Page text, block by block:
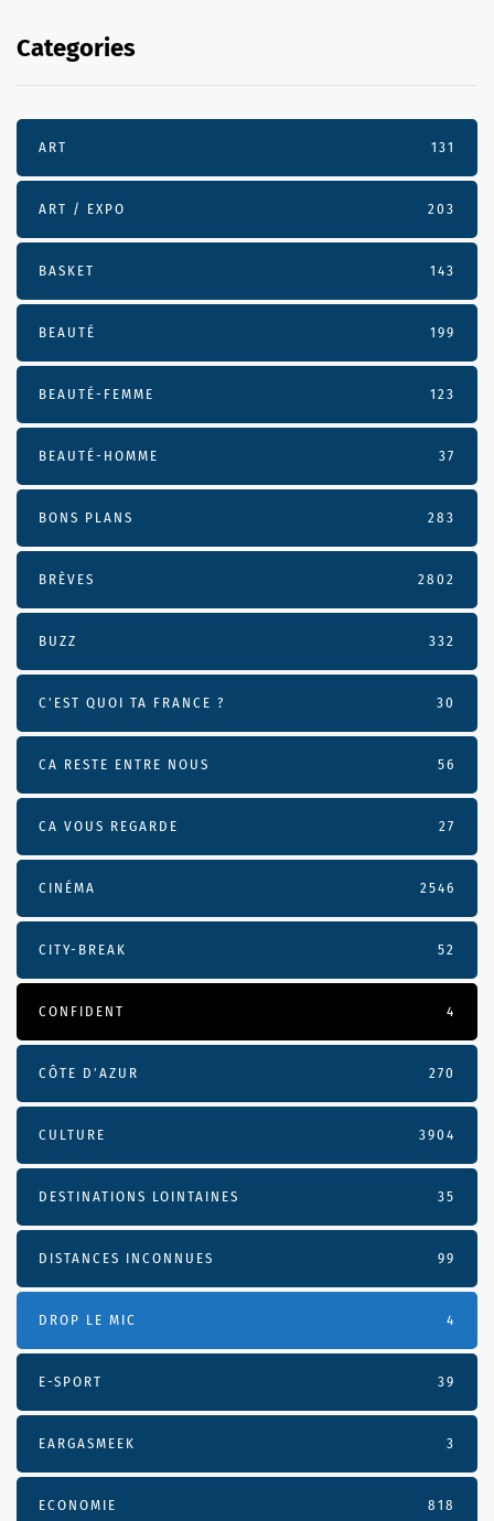
Categories
ART 131
ART / EXPO 203
BASKET 143
BEAUTÉ 199
BEAUTÉ-FEMME 123
BEAUTÉ-HOMME 37
BONS PLANS 283
BRÈVES 2802
BUZZ 332
C'EST QUOI TA FRANCE ? 30
CA RESTE ENTRE NOUS 56
CA VOUS REGARDE 27
CINÉMA 2546
CITY-BREAK 52
CONFIDENT 4
CÔTE D’AZUR 270
CULTURE 3904
DESTINATIONS LOINTAINES 35
DISTANCES INCONNUES 99
DROP LE MIC 4
E-SPORT 39
EARGASMEEK 3
ECONOMIE 818